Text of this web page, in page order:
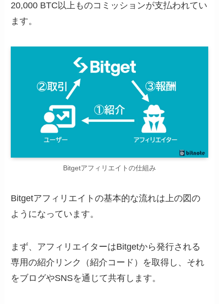
20,000 BTC以上ものコミッションが支払われてい
ます。
Bitgetアフィリエイトの仕組み
Bitgetアフィリエイトの基本的な流れは上の図の
ようになっています。
まず、アフィリエイターはBitgetから発行される
専用の紹介リンク（紹介コード）を取得し、それ
をブログやSNSを通じて共有します。